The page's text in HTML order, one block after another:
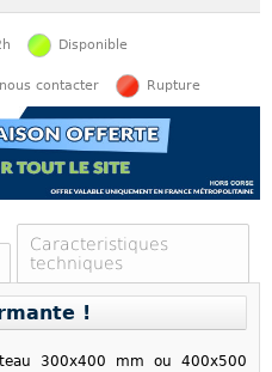
Disponible
nous contacter Rupture
Caracteristiques
techniques
!
300x400 mm ou 400x500